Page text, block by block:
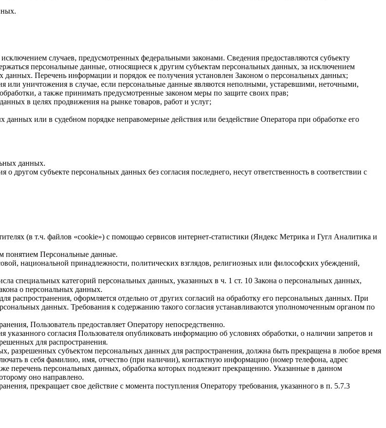
случаев, предусмотренных федеральными законами. Сведения предоставляются субъекту
персональные данные, относящиеся к другим субъектам персональных данных, за исключением
данных. Перечень информации и порядок ее получения установлен Законом о персональных данных;
или уничтожения в случае, если персональные данные являются неполными, устаревшими, неточными,
а также принимать предусмотренные законом меры по защите своих прав;
в целях продвижения на рынке товаров, работ и услуг;
или в судебном порядке неправомерные действия или бездействие Оператора при обработке его
данных.
другом субъекте персональных данных без согласия последнего, несут ответственность в соответствии с
(в т.ч. файлов «cookie») с помощью сервисов интернет-статистики (Яндекс Метрика и Гугл Аналитика и
понятием Персональные данные.
национальной принадлежности, политических взглядов, религиозных или философских убеждений,
специальных категорий персональных данных, указанных в ч. 1 ст. 10 Закона о персональных данных,
о персональных данных.
распространения, оформляется отдельно от других согласий на обработку его персональных данных. При
данных. Требования к содержанию такого согласия устанавливаются уполномоченным органом по
Пользователь предоставляет Оператору непосредственно.
согласия Пользователя опубликовать информацию об условиях обработки, о наличии запретов и
для распространения.
разрешенных субъектом персональных данных для распространения, должна быть прекращена в любое время
в себя фамилию, имя, отчество (при наличии), контактную информацию (номер телефона, адрес
перечень персональных данных, обработка которых подлежит прекращению. Указанные в данном
оно направлено.
прекращает свое действие с момента поступления Оператору требования, указанного в п. 5.7.3